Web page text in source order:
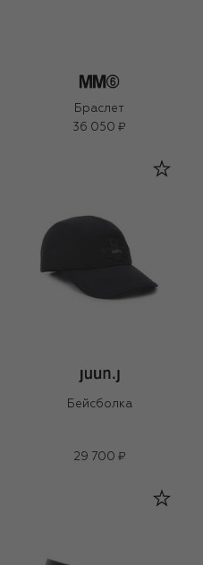
Браслет
36 050 ₽
Бейсболка
29 700 ₽